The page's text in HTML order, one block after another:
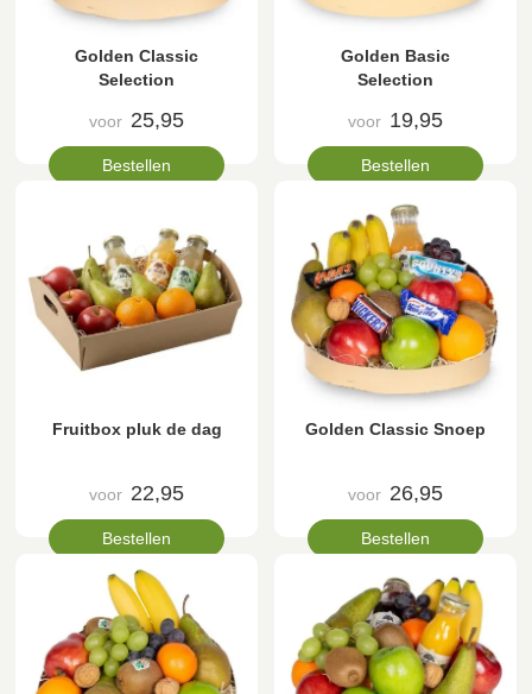
Golden Classic
Selection
voor 25,95
Bestellen
Golden Basic
Selection
voor 19,95
Bestellen
Fruitbox pluk de dag
voor 22,95
Bestellen
Golden Classic Snoep
voor 26,95
Bestellen